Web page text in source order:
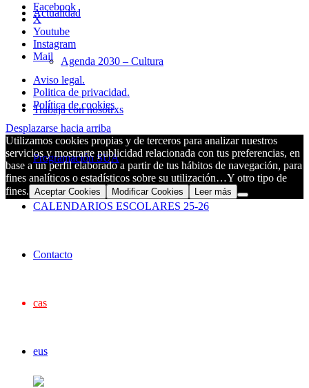
Actualidad
Agenda 2030 – Cultura
Trabaja con nosotrxs
Programación SUA
CALENDARIOS ESCOLARES 25-26
Contacto
cas
eus
Facebook
X
Youtube
Instagram
Mail
Aviso legal.
Politica de privacidad.
Política de cookies
Desplazarse hacia arriba
Utilizamos cookies propias y de terceros para analizar nuestros
servicios y mostrarte publicidad relacionada con tus preferencias, en
base a un perfil elaborado a partir de tus hábitos de navegación, para
fines analíticos o estadísticos sobre su utilización…Y otro tipo de
fines. Aceptar Cookies Modificar Cookies Leer más